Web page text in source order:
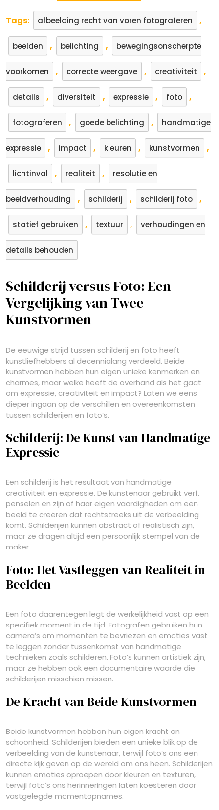
Tags: afbeelding recht van voren fotograferen ,
beelden , belichting , bewegingsonscherpte
voorkomen , correcte weergave , creativiteit ,
details , diversiteit , expressie , foto ,
fotograferen , goede belichting , handmatige
expressie , impact , kleuren , kunstvormen ,
lichtinval , realiteit , resolutie en
beeldverhouding , schilderij , schilderij foto ,
statief gebruiken , textuur , verhoudingen en
details behouden
Schilderij versus Foto: Een
Vergelijking van Twee
Kunstvormen
De eeuwige strijd tussen schilderij en foto heeft
kunstliefhebbers al decennialang verdeeld. Beide
kunstvormen hebben hun eigen unieke kenmerken en
charmes, maar welke heeft de overhand als het gaat
om expressie, creativiteit en impact? Laten we eens
dieper ingaan op de verschillen en overeenkomsten
tussen schilderijen en foto’s.
Schilderij: De Kunst van Handmatige
Expressie
Een schilderij is het resultaat van handmatige
creativiteit en expressie. De kunstenaar gebruikt verf,
penselen en zijn of haar eigen vaardigheden om een
beeld te creëren dat rechtstreeks uit de verbeelding
komt. Schilderijen kunnen abstract of realistisch zijn,
maar ze dragen altijd een persoonlijk stempel van de
maker.
Foto: Het Vastleggen van Realiteit in
Beelden
Een foto daarentegen legt de werkelijkheid vast op een
specifiek moment in de tijd. Fotografen gebruiken hun
camera’s om momenten te bevriezen en emoties vast
te leggen zonder tussenkomst van handmatige
technieken zoals schilderen. Foto’s kunnen artistiek zijn,
maar ze hebben ook een documentaire waarde die
schilderijen misschien missen.
De Kracht van Beide Kunstvormen
Beide kunstvormen hebben hun eigen kracht en
schoonheid. Schilderijen bieden een unieke blik op de
verbeelding van de kunstenaar, terwijl foto’s ons een
directe kijk geven op de wereld om ons heen. Schilderijen
kunnen emoties oproepen door kleuren en texturen,
terwijl foto’s ons herinneringen laten koesteren door
vastgelegde momentopnames.